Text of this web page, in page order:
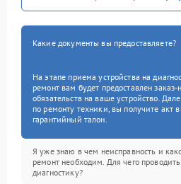
Какие документы вы предоставляете?
На этапе приема устройства на
ремонт вам будет предоставлен
обязательств на ваше устройство.
по ремонту техники, вы получите акт
гарантийный талон.
Я уже знаю в чем неисправность и
ремонт необходим. Для чего проводить
диагностику?